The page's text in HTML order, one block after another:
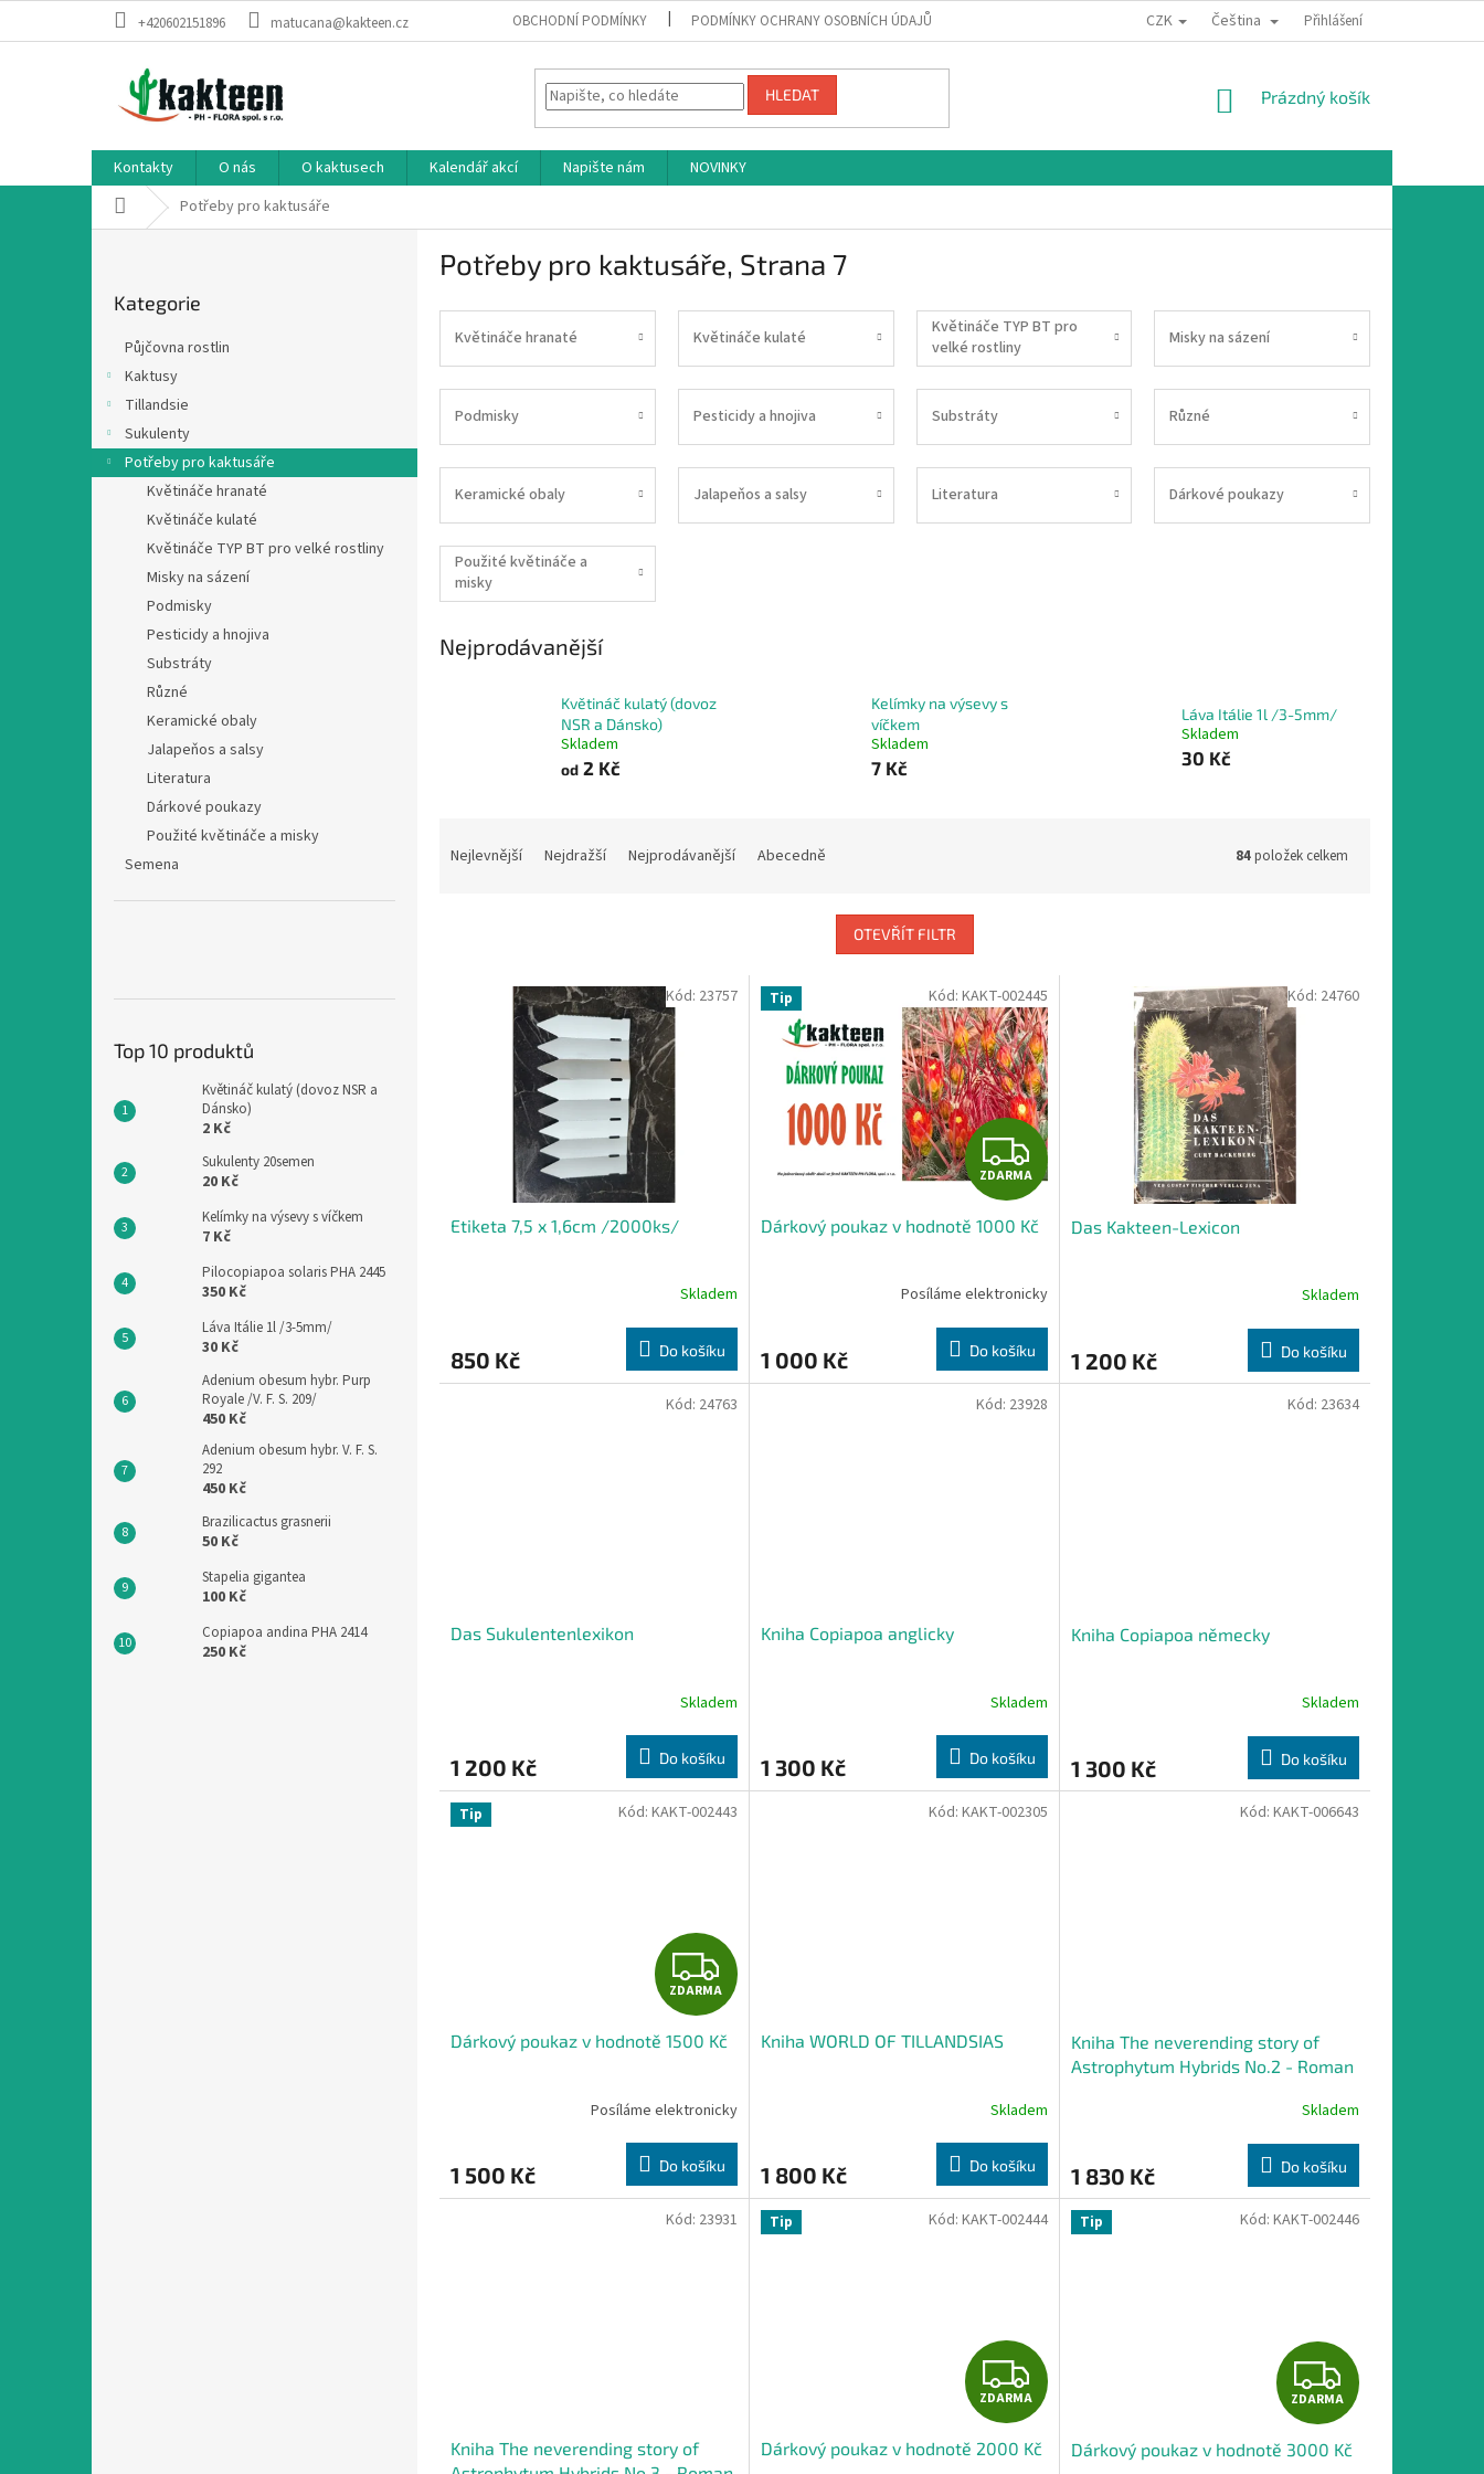
+420602151896 matucana@kakteen.cz OBCHODNÍ PODMÍNKY PODMÍNKY OCHRANY OSOBNÍCH ÚDAJŮ CZK Čeština Přihlášení
HLEDAT
NÁKUPNÍ
Prázdný košík
Kontakty O nás O kaktusech Kalendář akcí Napište nám
NOVINKY
Domů Potřeby pro kaktusáře
a
kategorie
Kategorie
Půjčovna rostlin
Kaktusy
Tillandsie
Sukulenty
Potřeby pro kaktusáře
Květináče hranaté
Květináče kulaté
Květináče TYP BT pro velké rostliny
Misky na sázení
Podmisky
Pesticidy a hnojiva
Substráty
Různé
Keramické obaly
Jalapeňos a salsy
Literatura
Dárkové poukazy
Použité květináče a misky
Semena
Top 10 produktů
Květináč kulatý (dovoz NSR a
Dánsko)
2 Kč
Sukulenty 20semen
20 Kč
Kelímky na výsevy s víčkem
7 Kč
Pilocopiapoa solaris PHA 2445
350 Kč
Láva Itálie 1l /3-5mm/
30 Kč
Adenium obesum hybr. Purp
Royale /V. F. S. 209/
450 Kč
Adenium obesum hybr. V. F. S.
292
450 Kč
Brazilicactus grasnerii
50 Kč
Stapelia gigantea
100 Kč
Copiapoa andina PHA 2414
250 Kč
Potřeby pro kaktusáře, Strana 7
Květináče hranaté Květináče kulaté
Květináče TYP BT pro
velké rostliny
Misky na sázení
Podmisky Pesticidy a hnojiva Substráty Různé
Keramické obaly Jalapeňos a salsy Literatura Dárkové poukazy
Použité květináče a
misky
Nejprodávanější
Květináč kulatý (dovoz
NSR a Dánsko)
Skladem
od 2 Kč
Kelímky na výsevy s
víčkem
Skladem
7 Kč
Láva Itálie 1l /3-5mm/
Skladem
30 Kč
Nejlevnější Nejdražší Nejprodávanější Abecedně 84položek celkem
OTEVŘÍT FILTR
Etiketa 7,5 x 1,6cm /2000ks/
Skladem
850 Kč Do košíku
Kód: 23757 Tip
Z
D
A
R
M
A
ZDARMA
Dárkový poukaz v hodnotě 1000 Kč
Posíláme elektronicky
1 000 Kč Do košíku
Kód: KAKT-002445
Das Kakteen-Lexicon
Skladem
1 200 Kč Do košíku
Kód: 24760
Das Sukulentenlexikon
Skladem
1 200 Kč Do košíku
Kód: 24763
Kniha Copiapoa anglicky
Skladem
1 300 Kč Do košíku
Kód: 23928
Kniha Copiapoa německy
Skladem
1 300 Kč Do košíku
Kód: 23634
Tip
Z
D
A
R
M
A
ZDARMA
Dárkový poukaz v hodnotě 1500 Kč
Posíláme elektronicky
1 500 Kč Do košíku
Kód: KAKT-002443
Kniha WORLD OF TILLANDSIAS
Skladem
1 800 Kč Do košíku
Kód: KAKT-002305
Kniha The neverending story of
Astrophytum Hybrids No.2 - Roman
Skladem
1 830 Kč Do košíku
Kód: KAKT-006643
Kniha The neverending story of
Kód: 23931 Tip
Z
D
ZDARMA
Dárkový poukaz v hodnotě 2000 Kč
Kód: KAKT-002444 Tip
Z
D
ZDARMA
Dárkový poukaz v hodnotě 3000 Kč
Kód: KAKT-002446